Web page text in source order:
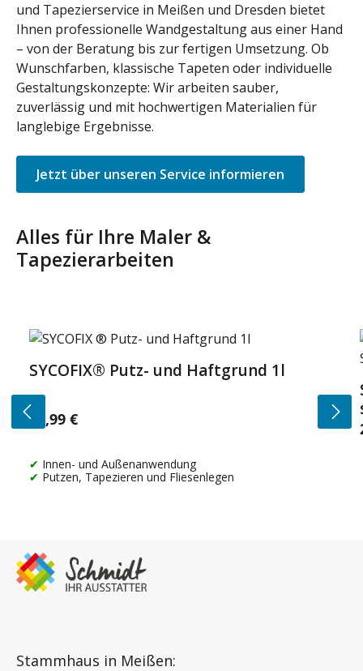
und Tapezierservice in Meißen und Dresden bietet
Ihnen professionelle Wandgestaltung aus einer Hand
– von der Beratung bis zur fertigen Umsetzung. Ob
Wunschfarben, klassische Tapeten oder individuelle
Gestaltungskonzepte: Wir arbeiten sauber,
zuverlässig und mit hochwertigen Materialien für
langlebige Ergebnisse.
Jetzt über unseren Service informieren
Alles für Ihre Maler &
Tapezierarbeiten
Produktgalerie überspringen
SYCOFIX® Putz- und Haftgrund 1l
Regulärer Preis:
14,99 €
Innen- und Außenanwendung
Putzen, Tapezieren und Fliesenlegen
Stammhaus in Meißen: